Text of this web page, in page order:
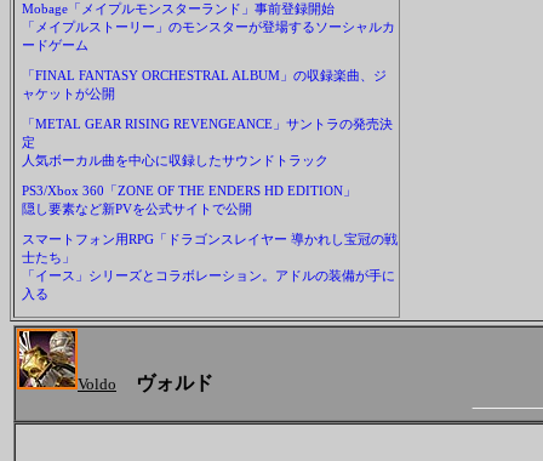
Mobage「メイプルモンスターランド」事前登録開始
「メイプルストーリー」のモンスターが登場するソーシャルカ
ードゲーム
「FINAL FANTASY ORCHESTRAL ALBUM」の収録楽曲、ジ
ャケットが公開
「METAL GEAR RISING REVENGEANCE」サントラの発売決
定
人気ボーカル曲を中心に収録したサウンドトラック
PS3/Xbox 360「ZONE OF THE ENDERS HD EDITION」
隠し要素など新PVを公式サイトで公開
スマートフォン用RPG「ドラゴンスレイヤー 導かれし宝冠の戦
士たち」
「イース」シリーズとコラボレーション。アドルの装備が手に
入る
Voldo ヴォルド